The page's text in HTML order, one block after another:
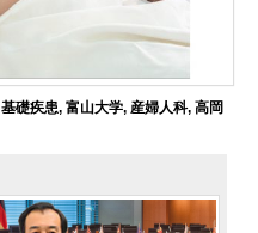
基礎疾患, 富山大学, 産婦人科, 高岡